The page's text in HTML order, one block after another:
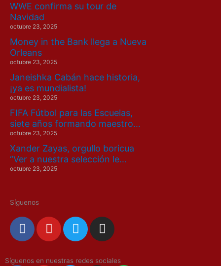
WWE confirma su tour de
Navidad
octubre 23, 2025
Money in the Bank llega a Nueva
Orleans
octubre 23, 2025
Janeishka Cabán hace historia,
¡ya es mundialista!
octubre 23, 2025
FIFA Fútbol para las Escuelas,
siete años formando maestro…
octubre 23, 2025
Xander Zayas, orgullo boricua
“Ver a nuestra selección le…
octubre 23, 2025
Síguenos
F
a
e
Y
o
t
T
w
t
I
n
t
Síguenos en nuestras redes sociales